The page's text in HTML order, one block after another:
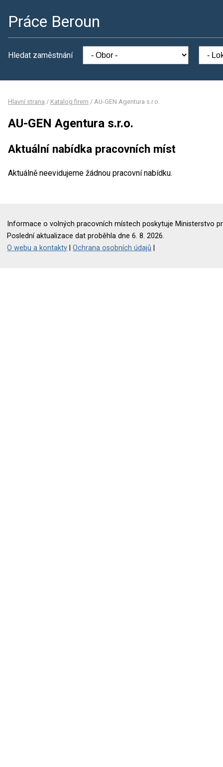
Práce Beroun
Hledat zaměstnání
Hlavní strana / Katalog firem / AU-GEN Agentura s.r.o.
AU-GEN Agentura s.r.o.
Aktuální nabídka pracovních míst
Aktuálně neevidujeme žádnou pracovní nabídku.
Informace o volných pracovních místech poskytuje Ministerstvo
Poslední aktualizace dat proběhla dne 6. 8. 2026.
O webu a kontakty |Ochrana osobních údajů